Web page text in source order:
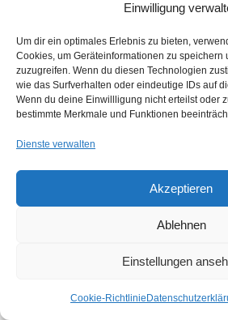
Einwilligung
Um dir ein optimales Erlebnis zu bieten,
Cookies, um Geräteinformationen zu speichern
zuzugreifen. Wenn du diesen Technologien
wie das Surfverhalten oder eindeutige IDs auf
Wenn du deine Einwillligung nicht erteilst oder
bestimmte Merkmale und Funktionen
Dienste verwalten
Akzeptieren
Ablehnen
Einstellungen
Cookie-Richtlinie
Umsetzung im Unternehmen.
Ausschluss von Controls
So begründen Sie die Nicht-
SoA korrekt.
ISO 27001 Kostenrechner
Ermitteln Sie Aufwand,
Zertifizierungskosten online.